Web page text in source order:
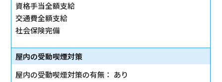
資格手当全額支給
交通費全額支給
社会保険完備
屋内の受動喫煙対策
屋内の受動喫煙対策の有無： あり